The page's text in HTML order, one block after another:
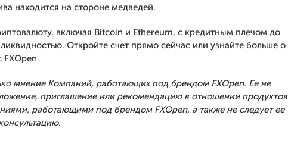
находится на стороне медведей.
включая Bitcoin и Ethereum, с кредитным плечом до
Откройте счет прямо сейчас или узнайте больше о
FXOpen.
мнение Компаний, работающих под брендом FXOpen. Ее не
приглашение или рекомендацию в отношении продуктов
работающими под брендом FXOpen, а также не следует ее